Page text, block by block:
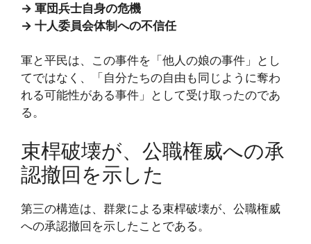
→ 軍団兵士自身の危機
→ 十人委員会体制への不信任
軍と平民は、この事件を「他人の娘の事件」とし
てではなく、「自分たちの自由も同じように奪わ
れる可能性がある事件」として受け取ったのであ
る。
束桿破壊が、公職権威への承
認撤回を示した
第三の構造は、群衆による束桿破壊が、公職権威
への承認撤回を示したことである。